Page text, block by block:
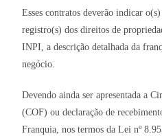
Esses contratos deverão indicar
registro(s) dos direitos de
INPI, a descrição detalhada da
negócio.
Devendo ainda ser apresentada a
(COF) ou declaração de
Franquia, nos termos da Lei nº